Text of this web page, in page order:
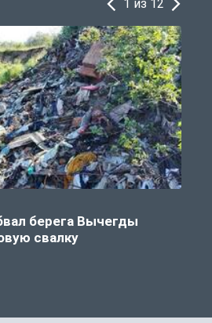
1 из 12
берега Вычегды
свалку